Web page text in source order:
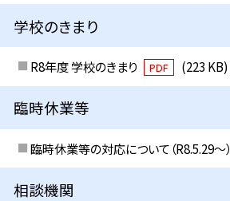
学校のきまり
R8年度 学校のきまり PDF (223 KB)
臨時休業等
臨時休業等の対応について（R8.5.29～）
相談機関